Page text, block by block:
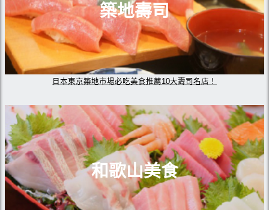
築地壽司
日本東京築地市場必吃美食推薦10大壽司名店！
和歌山美食